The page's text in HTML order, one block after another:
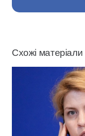
Схожі матеріали